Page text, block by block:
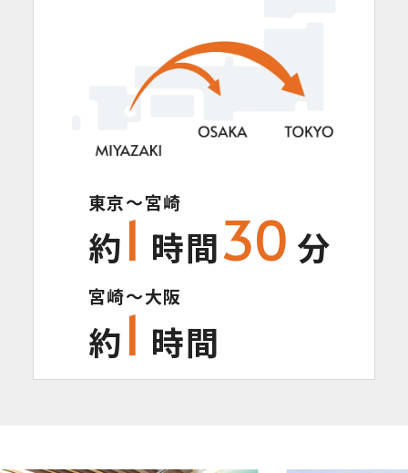
東京～宮崎
約1 時間30 分
宮崎～大阪
約1 時間